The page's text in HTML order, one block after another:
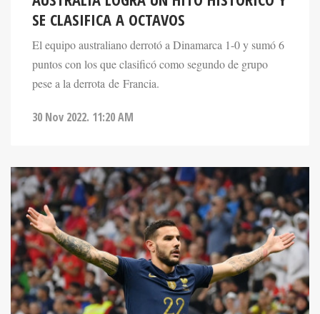
SE CLASIFICA A OCTAVOS
El equipo australiano derrotó a Dinamarca 1-0 y sumó 6
puntos con los que clasificó como segundo de grupo
pese a la derrota de Francia.
30 Nov 2022. 11:20 AM